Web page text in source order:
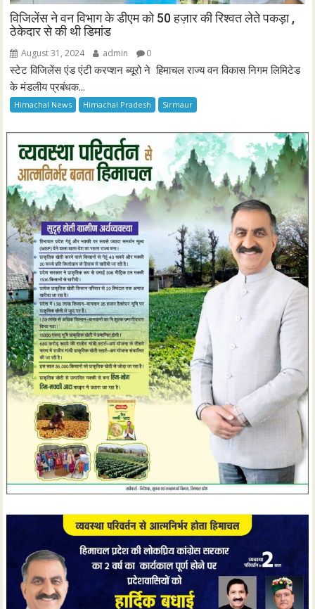
विजिलेंस ने वन विभाग के डीएम को 50 हज़ार की रिश्वत लेते पकड़ा ,
ठेकेदार से की थी डिमांड
August 31, 2024 admin 0
स्टेट विजिलेंस एंड एंटी करप्शन ब्यूरो ने हिमाचल राज्य वन विकास निगम लिमिटेड
के मंडलीय प्रबंधक...
Himachal News Himachal Pradesh Sirmaur